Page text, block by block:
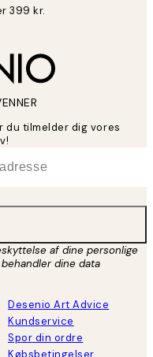
399 kr.
du tilmelder dig vores
af dine personlige
dine data
Desenio Art Advice
Kundservice
Spor din ordre
Købsbetingelser